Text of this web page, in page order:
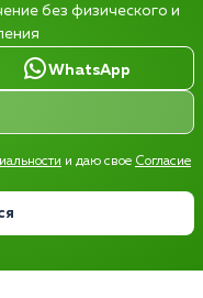
без физического и
WhatsApp
и даю свое Согласие